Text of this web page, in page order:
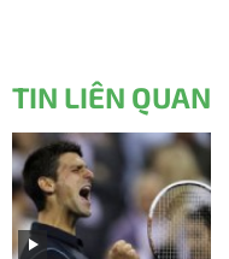
TIN LIÊN QUAN